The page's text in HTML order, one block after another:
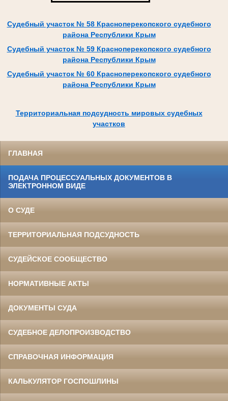
Судебный участок № 58 Красноперекопского судебного
района Республики Крым
Судебный участок № 59 Красноперекопского судебного
района Республики Крым
Судебный участок № 60 Красноперекопского судебного
района Республики Крым
Территориальная подсудность мировых судебных
участков
ГЛАВНАЯ
ПОДАЧА ПРОЦЕССУАЛЬНЫХ ДОКУМЕНТОВ В
ЭЛЕКТРОННОМ ВИДЕ
О СУДЕ
ТЕРРИТОРИАЛЬНАЯ ПОДСУДНОСТЬ
СУДЕЙСКОЕ СООБЩЕСТВО
НОРМАТИВНЫЕ АКТЫ
ДОКУМЕНТЫ СУДА
СУДЕБНОЕ ДЕЛОПРОИЗВОДСТВО
СПРАВОЧНАЯ ИНФОРМАЦИЯ
КАЛЬКУЛЯТОР ГОСПОШЛИНЫ